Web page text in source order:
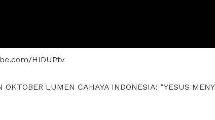
HIDUPtv
LUMEN CAHAYA INDONESIA: “YESUS